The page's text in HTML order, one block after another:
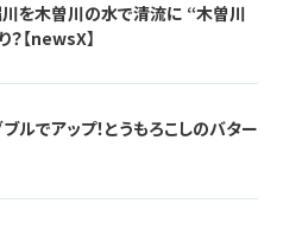
川を木曽川の水で清流に “木曽川
【newsX】
ルでアップ！とうもろこしのバター